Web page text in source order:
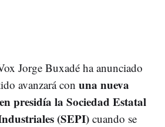
Jorge Buxadé ha anunciado
avanzará con una nueva
presidía la Sociedad Estatal
(SEPI) cuando se